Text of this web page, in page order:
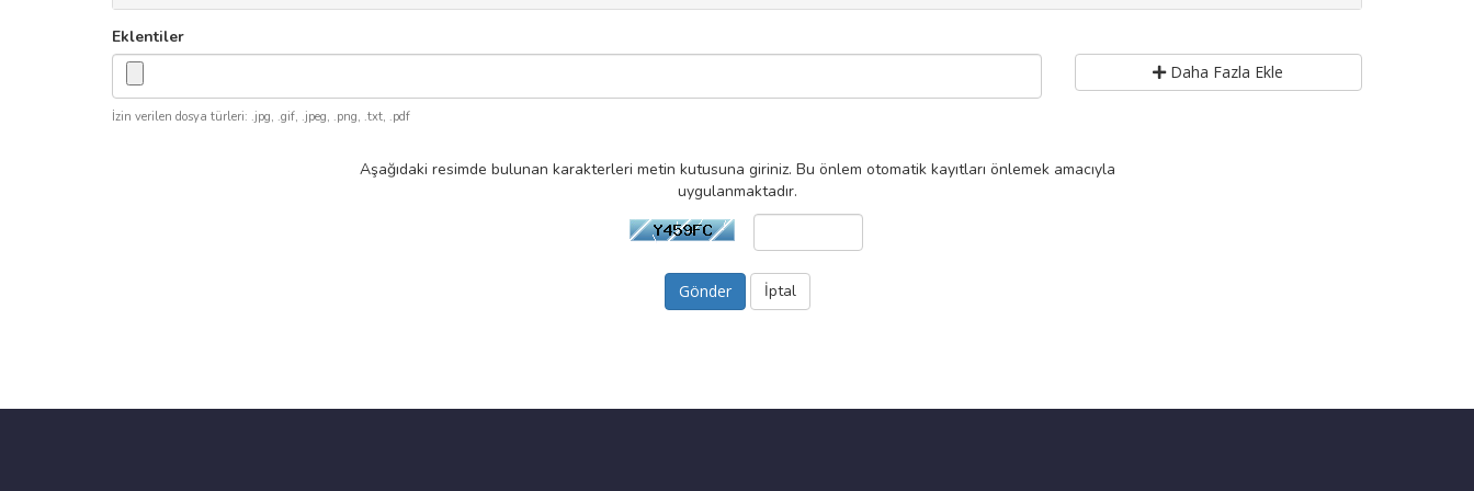
Eklentiler
Daha Fazla Ekle
İzin verilen dosya türleri: .jpg, .gif, .jpeg, .png, .txt, .pdf
Aşağıdaki resimde bulunan karakterleri metin kutusuna giriniz. Bu önlem otomatik kayıtları önlemek amacıyla
uygulanmaktadır.
İptal